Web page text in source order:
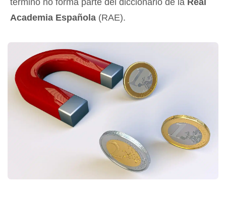
término no forma parte del diccionario de la Real
Academia Española (RAE).